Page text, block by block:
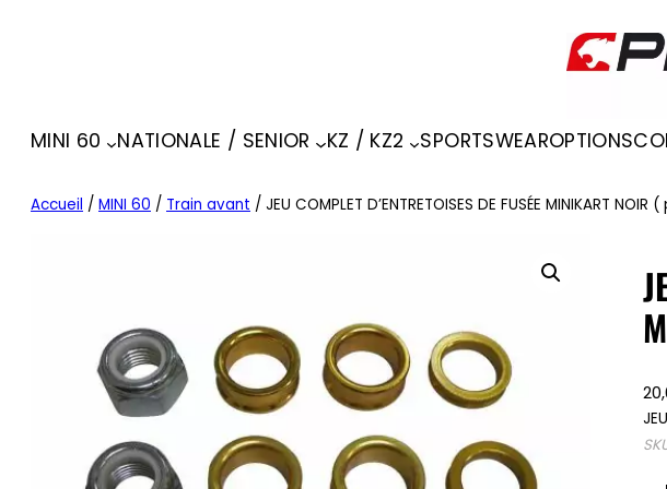
MINI 60 NATIONALE / SENIOR KZ / KZ2 SPORTSWEAROPTIONS
Accueil / MINI 60 / Train avant / JEU COMPLET D’ENTRETOISES DE FUSÉE MINIKART